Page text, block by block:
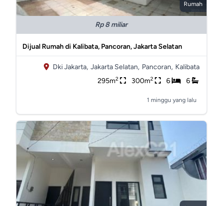
Rumah
Rp 8 miliar
Dijual Rumah di Kalibata, Pancoran, Jakarta Selatan
Dki Jakarta, Jakarta Selatan, Pancoran, Kalibata
295m2 300m2 6 6
1 minggu yang lalu